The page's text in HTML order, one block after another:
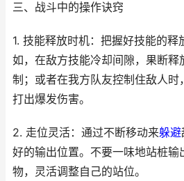
三、战斗中的操作诀窍
1. 技能释放时机：把握好技能的释
如，在敌方技能冷却间隙，果断释
制；或者在我方队友控制住敌人时
打出爆发伤害。
2. 走位灵活：通过不断移动来躲避
好的输出位置。不要一味地站桩输
物，灵活调整自己的站位。